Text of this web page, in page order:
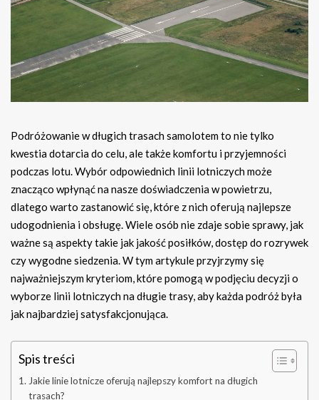
Podróżowanie w długich trasach samolotem to nie tylko
kwestia dotarcia do celu, ale także komfortu i przyjemności
podczas lotu. Wybór odpowiednich linii lotniczych może
znacząco wpłynąć na nasze doświadczenia w powietrzu,
dlatego warto zastanowić się, które z nich oferują najlepsze
udogodnienia i obsługę. Wiele osób nie zdaje sobie sprawy, jak
ważne są aspekty takie jak jakość posiłków, dostęp do rozrywek
czy wygodne siedzenia. W tym artykule przyjrzymy się
najważniejszym kryteriom, które pomogą w podjęciu decyzji o
wyborze linii lotniczych na długie trasy, aby każda podróż była
jak najbardziej satysfakcjonująca.
Spis treści
Jakie linie lotnicze oferują najlepszy komfort na długich
trasach?